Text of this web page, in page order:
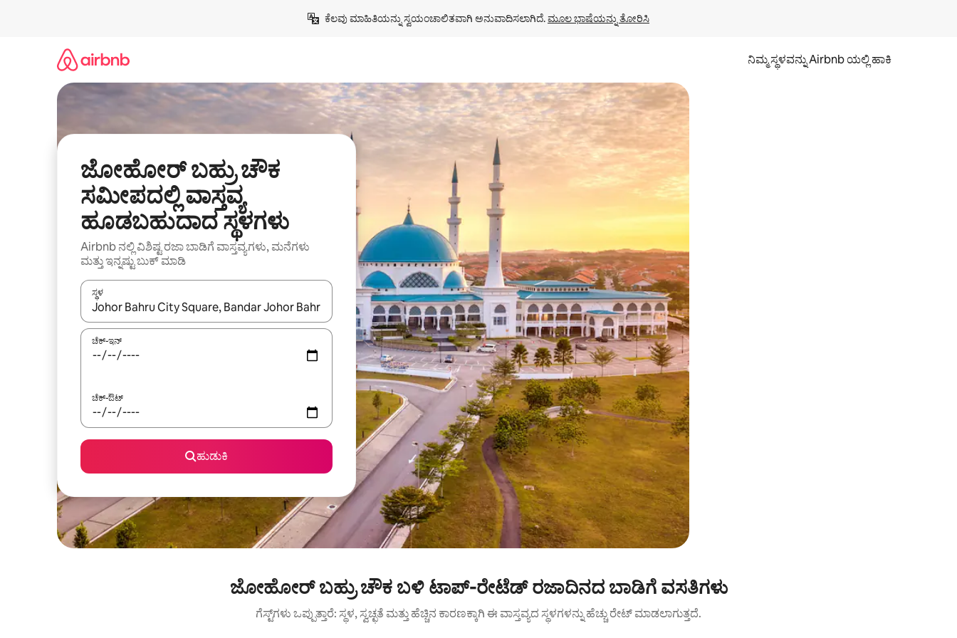
ಕೆಲವು ಮಾಹಿತಿಯನ್ನು ಸ್ವಯಂಚಾಲಿತವಾಗಿ ಅನುವಾದಿಸಲಾಗಿದೆ. ಮೂಲ ಭಾಷೆಯನ್ನು ತೋರಿಸಿ
ನಿಮ್ಮ ಸ್ಥಳವನ್ನು Airbnb ಯಲ್ಲಿ ಹಾಕಿ
ಜೋಹೋರ್ ಬಹ್ರು ಚೌಕ
ಸಮೀಪದಲ್ಲಿ ವಾಸ್ತವ್ಯ
ಹೂಡಬಹುದಾದ ಸ್ಥಳಗಳು
Airbnb ನಲ್ಲಿ ವಿಶಿಷ್ಟ ರಜಾ ಬಾಡಿಗೆ ವಾಸ್ತವ್ಯಗಳು, ಮನೆಗಳು
ಮತ್ತು ಇನ್ನಷ್ಟು ಬುಕ್ ಮಾಡಿ
ಸ್ಥಳ
ಫಲಿತಾಂಶಗಳು ಲಭ್ಯವಿರುವಾಗ, ಅಪ್ ಮತ್ತು ಡೌನ್ ಬಾಣದ ಕೀಲಿಗಳೊಂದಿಗೆ ನ್ಯಾವಿಗೇಟ್ ಮಾಡಿ ಅಥವಾ ಸ್ಪರ್ಶ ಅಥವಾ ಸ್ವೈಪ್ ಗೆಸ್ಚರ್‌ಗಳ ಮೂಲಕ ಅನ್ವೇಷಿಸಿ.
ಚೆಕ್-ಇನ್
ಚೆಕ್-ಔಟ್
ಹುಡುಕಿ
ಜೋಹೋರ್ ಬಹ್ರು ಚೌಕ ಬಳಿ ಟಾಪ್-ರೇಟೆಡ್ ರಜಾದಿನದ ಬಾಡಿಗೆ ವಸತಿಗಳು
ಗೆಸ್ಟ್‌ಗಳು ಒಪ್ಪುತ್ತಾರೆ: ಸ್ಥಳ, ಸ್ವಚ್ಛತೆ ಮತ್ತು ಹೆಚ್ಚಿನ ಕಾರಣಕ್ಕಾಗಿ ಈ ವಾಸ್ತವ್ಯದ ಸ್ಥಳಗಳನ್ನು ಹೆಚ್ಚು ರೇಟ್ ಮಾಡಲಾಗುತ್ತದೆ.